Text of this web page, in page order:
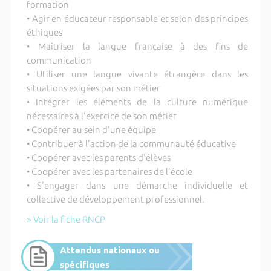
formation
• Agir en éducateur responsable et selon des principes
éthiques
• Maîtriser la langue française à des fins de
communication
• Utiliser une langue vivante étrangère dans les
situations exigées par son métier
• Intégrer les éléments de la culture numérique
nécessaires à l'exercice de son métier
• Coopérer au sein d'une équipe
• Contribuer à l'action de la communauté éducative
• Coopérer avec les parents d'élèves
• Coopérer avec les partenaires de l'école
• S'engager dans une démarche individuelle et
collective de développement professionnel.
> Voir la fiche RNCP
Attendus nationaux ou
spécifiques